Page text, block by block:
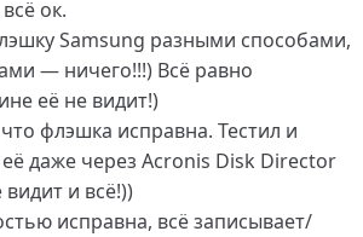
ок.
Samsung разными способами,
— ничего!!!) Всё равно
её не видит!)
флэшка исправна. Тестил и
даже через Acronis Disk Director
и всё!))
исправна, всё записывает/